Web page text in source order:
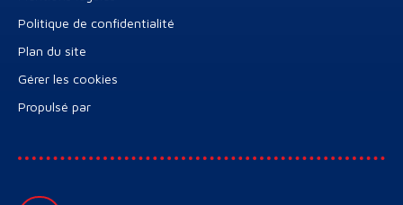
Politique de confidentialité
Plan du site
Gérer les cookies
Propulsé par